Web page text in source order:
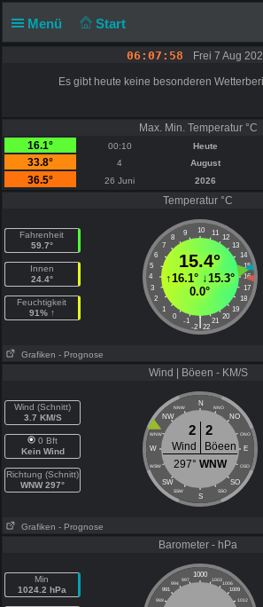
Menü Start
06:07:58 Frei 7 Aug
Es gibt heute keine besonderen
Max. Min. Temperatur °C
16.1°
00:10 Heute
33.8°
4 August
36.5°
26 Juni 2026
Temperatur °C
Fahrenheit
59.7°
Innen
24.4°
Feuchtigkeit
91% ↑
10
9 11
8
12
7
13
6
14
5
15
4
16
3
17
2
18
1
19
0
20
-1 21
|
-2 22
15.4°
↑16.1°↓15.3°
0.0°
Grafiken - Prognose
Wind | Böeen - KM/S
Wind (Schnitt)
3.7 KM/S
0 Bft
Kein Wind
Richtung (Schnitt)
WNW 297°
N
NNW NNO
NW NO
WNW ONO
W E
WSW OSO
SW SO
SSW SSO
S
2 2
Wind
Böeen
297° WNW
Grafiken - Prognose
Barometer - hPa
Min
1024.2 hPa
1000
997 1003
994
1006
991
1009
988
1012